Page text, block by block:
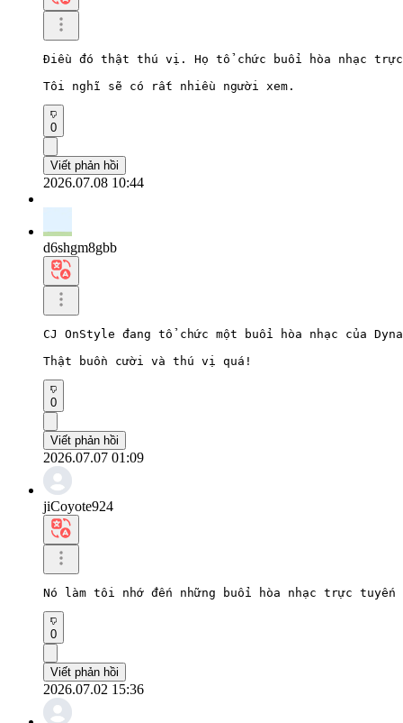
Điều đó thật thú vị. Họ tổ chức buổi hòa nhạc
Tôi nghĩ sẽ có rất nhiều người xem.
0
Viết phản hồi
2026.07.08 10:44
d6shgm8gbb
CJ OnStyle đang tổ chức một buổi hòa nhạc của
Thật buồn cười và thú vị quá!
0
Viết phản hồi
2026.07.07 01:09
jiCoyote924
Nó làm tôi nhớ đến những buổi hòa nhạc trực
0
Viết phản hồi
2026.07.02 15:36